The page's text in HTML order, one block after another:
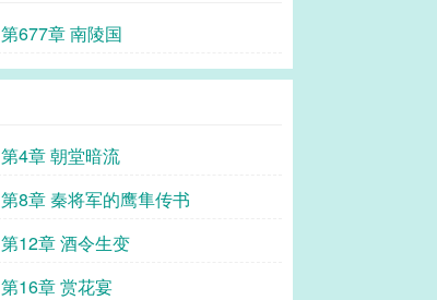
第677章 南陵国
第4章 朝堂暗流
第8章 秦将军的鹰隼传书
第12章 酒令生变
第16章 赏花宴